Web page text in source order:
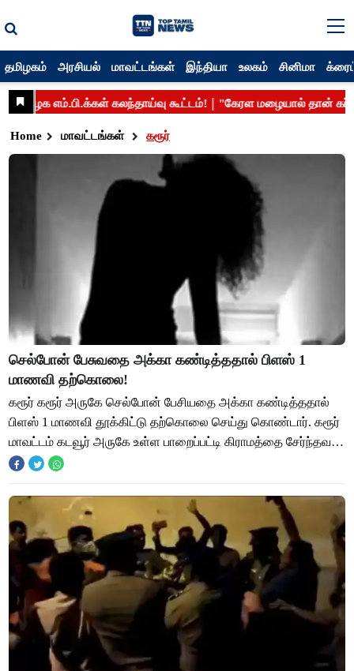
தமிழகம் அரசியல் மாவட்டங்கள் இந்தியா உலகம் சினிமா
Home மாவட்டங்கள் கரூர்
செல்போன் பேசுவதை அக்கா கண்டித்ததால் பிளஸ் 1
மாணவி தற்கொலை!
கரூர் கரூர் அருகே செல்போன் பேசியதை அக்கா கண்டித்ததால்
பிளஸ் 1 மாணவி தூக்கிட்டு தற்கொலை செய்து கொண்டார். கரூர்
மாவட்டம் கடவூர் அருகே உள்ள பாறைப்பட்டி கிராமத்தை சேர்ந்தவர்
சக்திவேல். விவசாயி. இவரது இளை